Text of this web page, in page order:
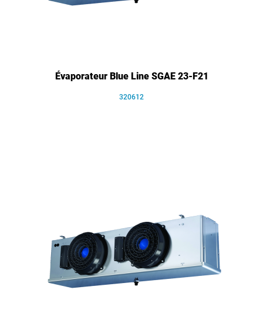
Évaporateur Blue Line SGAE 23-F21
320612